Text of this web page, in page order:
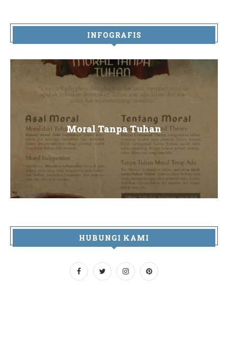
INFOGRAFIS
Moral Tanpa Tuhan
HUBUNGI KAMI